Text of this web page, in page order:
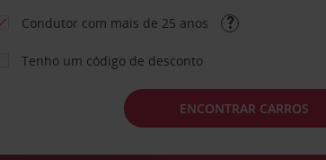
Condutor com mais de 25 anos
Tenho um código de desconto
ENCONTRAR CARROS